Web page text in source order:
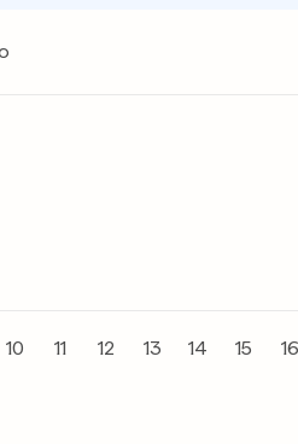
10 11 12 13 14 15 16